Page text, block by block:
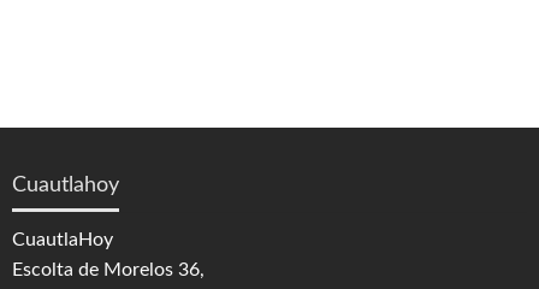
Cuautlahoy
CuautlaHoy
Escolta de Morelos 36,